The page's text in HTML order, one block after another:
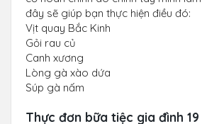
đây sẽ giúp bạn thực hiện điều đó:
Vịt quay Bắc Kinh
Gỏi rau củ
Canh xương
Lòng gà xào dứa
Súp gà nấm
Thực đơn bữa tiệc gia đình 19